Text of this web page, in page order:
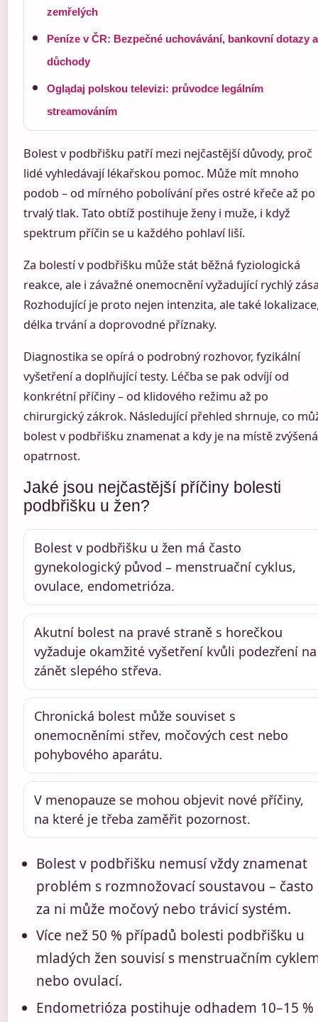
zemřelých
Peníze v ČR: Bezpečné uchovávání, bankovní dotazy a
důchody
Oglądaj polskou televizi: průvodce legálním
streamováním
Bolest v podbřišku patří mezi nejčastější důvody, proč
lidé vyhledávají lékařskou pomoc. Může mít mnoho
podob – od mírného pobolívání přes ostré křeče až po
trvalý tlak. Tato obtíž postihuje ženy i muže, i když
spektrum příčin se u každého pohlaví liší.
Za bolestí v podbřišku může stát běžná fyziologická
reakce, ale i závažné onemocnění vyžadující rychlý
Rozhodující je proto nejen intenzita, ale také
délka trvání a doprovodné příznaky.
Diagnostika se opírá o podrobný rozhovor, fyzikální
vyšetření a doplňující testy. Léčba se pak odvíjí od
konkrétní příčiny – od klidového režimu až po
chirurgický zákrok. Následující přehled shrnuje, co
bolest v podbřišku znamenat a kdy je na místě zvýšená
opatrnost.
Jaké jsou nejčastější příčiny bolesti
podbřišku u žen?
Bolest v podbřišku u žen má často
gynekologický původ – menstruační cyklus,
ovulace, endometrióza.
Akutní bolest na pravé straně s horečkou
vyžaduje okamžité vyšetření kvůli podezření na
zánět slepého střeva.
Chronická bolest může souviset s
onemocněními střev, močových cest nebo
pohybového aparátu.
V menopauze se mohou objevit nové příčiny,
na které je třeba zaměřit pozornost.
Bolest v podbřišku nemusí vždy znamenat
problém s rozmnožovací soustavou – často
za ni může močový nebo trávicí systém.
Více než 50 % případů bolesti podbřišku u
mladých žen souvisí s menstruačním
nebo ovulací.
Endometrióza postihuje odhadem 10–15 %